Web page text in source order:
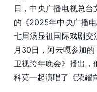
日，中央广播电视总
的《2025年中央广播
七届汤显祖国际戏剧交
月30日，阿云嘎参加的
卫视跨年晚会》播出，
科莫一起演唱了《荣耀